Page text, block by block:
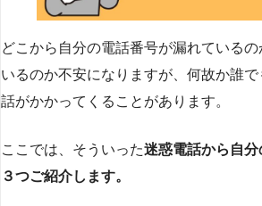
どこから自分の電話番号が漏れている
いるのか不安になりますが、何故か誰
話がかかってくることがあります。
ここでは、そういった迷惑電話から自
３つご紹介します。